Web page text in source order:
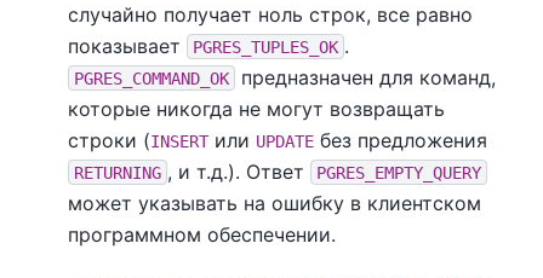
случайно получает ноль строк, все равно
показывает
PGRES_TUPLES_OK .
PGRES_COMMAND_OK
предназначен для команд,
которые никогда не могут возвращать
строки (INSERTили UPDATE без предложения
RETURNING , и т.д.). Ответ PGRES_EMPTY_QUERY
может указывать на ошибку в клиентском
программном обеспечении.